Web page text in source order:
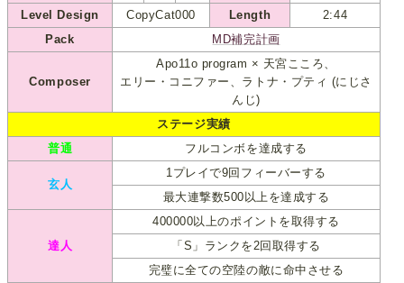
Level Design
CopyCat000 Length
2:44
Pack
MD補完計画
Composer
Apo11o program × 天宮こころ、
エリー・コニファー、ラトナ・プティ (にじさ
んじ)
ステージ実績
普通
フルコンボを達成する
玄人
1プレイで9回フィーバーする
最大連撃数500以上を達成する
達人
400000以上のポイントを取得する
「S」ランクを2回取得する
完璧に全ての空陸の敵に命中させる